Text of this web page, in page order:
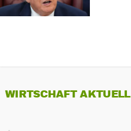
WIRTSCHAFT AKTUELL